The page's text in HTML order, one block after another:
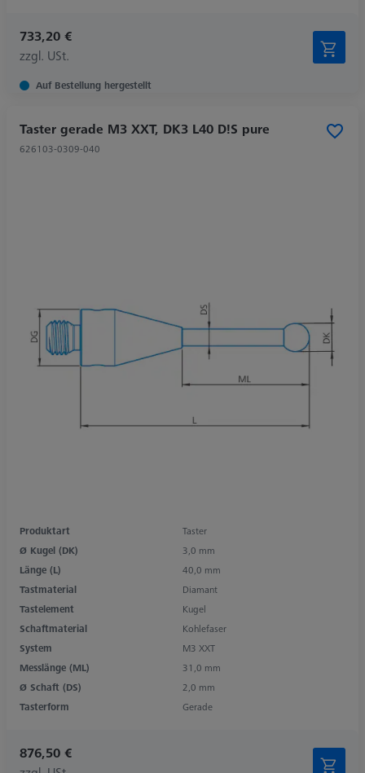
733,20 €
zzgl. USt.
Auf Bestellung hergestellt
Taster gerade M3 XXT, DK3 L40 D!S pure
626103-0309-040
Produktart
Taster
Ø Kugel (DK)
3,0 mm
Länge (L)
40,0 mm
Tastmaterial
Diamant
Tastelement
Kugel
Schaftmaterial
Kohlefaser
System
M3 XXT
Messlänge (ML)
31,0 mm
Ø Schaft (DS)
2,0 mm
Tasterform
Gerade
876,50 €